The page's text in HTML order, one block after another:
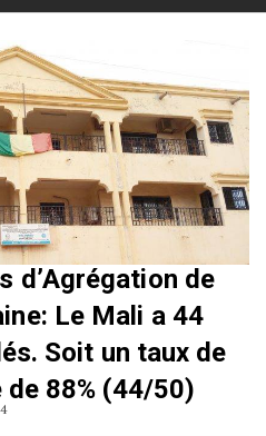
d’Agrégation de
Le Mali a 44
Soit un taux de
88% (44/50)